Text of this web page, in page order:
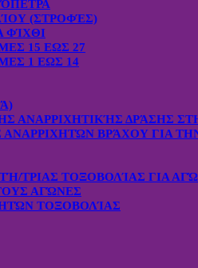
(ΣΤΡΟΦΈΣ)
ΦΊΧΘΙ
15 ΕΩΣ 27
1 ΕΩΣ 14
ΑΝΑΡΡΙΧΗΤΙΚΉΣ ΔΡΆΣΗΣ
ΑΝΑΡΡΙΧΗΤΏΝ ΒΡΆΧΟΥ ΓΙΑ
ΤΡΙΑΣ ΤΟΞΟΒΟΛΊΑΣ ΓΙΑ
ΑΓΏΝΕΣ
ΤΟΞΟΒΟΛΊΑΣ